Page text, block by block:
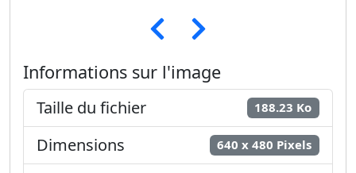
Informations sur l'image
Taille du fichier 188.23 Ko
Dimensions 640 x 480 Pixels